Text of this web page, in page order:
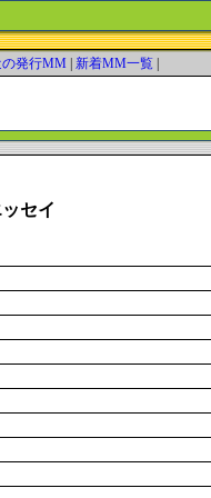
発行MM 新着MM一覧
セイ